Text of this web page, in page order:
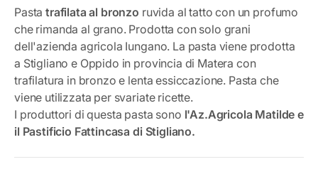
Pastatrafilata al bronzo ruvida al tatto con un profumo
che rimanda al grano. Prodotta con solo grani
dell'azienda agricola Iungano. La pasta viene prodotta
a Stigliano e Oppido in provincia di Matera con
trafilatura in bronzo e lenta essiccazione. Pasta che
viene utilizzata per svariate ricette.
I produttori di questa pasta sono l'Az.Agricola Matilde e
il Pastificio Fattincasa di Stigliano.